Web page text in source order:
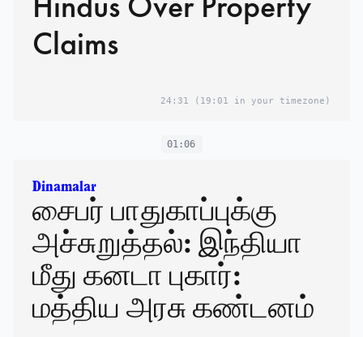
Claims
24:31 (19:01 in your timezone)
01:06
Dinamalar
சைபர் பாதுகாப்புக்கு
அச்சுறுத்தல்: இந்தியா
மீது கனடா புகார்:
மத்திய அரசு கண்டனம்